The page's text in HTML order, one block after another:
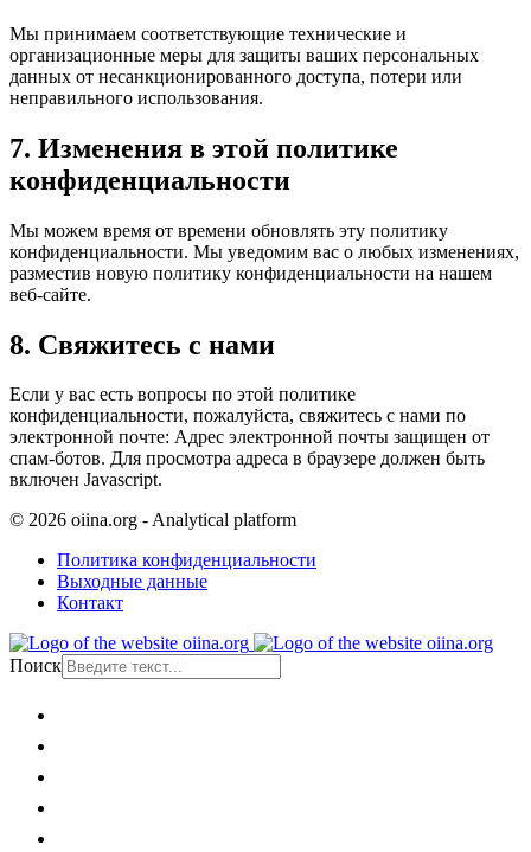
Мы принимаем соответствующие технические и
организационные меры для защиты ваших персональных
данных от несанкционированного доступа, потери или
неправильного использования.
7. Изменения в этой политике
конфиденциальности
Мы можем время от времени обновлять эту политику
конфиденциальности. Мы уведомим вас о любых изменениях,
разместив новую политику конфиденциальности на нашем
веб-сайте.
8. Свяжитесь с нами
Если у вас есть вопросы по этой политике
конфиденциальности, пожалуйста, свяжитесь с нами по
электронной почте: Адрес электронной почты защищен от
спам-ботов. Для просмотра адреса в браузере должен быть
включен Javascript.
© 2026 oiina.org - Analytical platform
Политика конфиденциальности
Выходные данные
Контакт
Поиск